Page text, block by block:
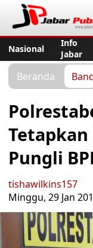
Nasional
Info
Jabar
Beranda
Tetapkan
Pungli
tishawilkins157
Minggu, 29 Jan